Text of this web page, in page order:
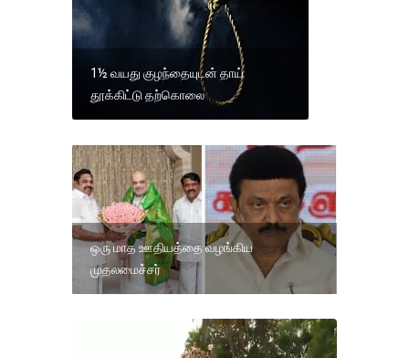
1½ வயது குழந்தையுடன் தாய்
தூக்கிட்டு தற்கொலை
ஒரு மாத ஊதியத்தை வழங்கிய
முதலமைச்சர்